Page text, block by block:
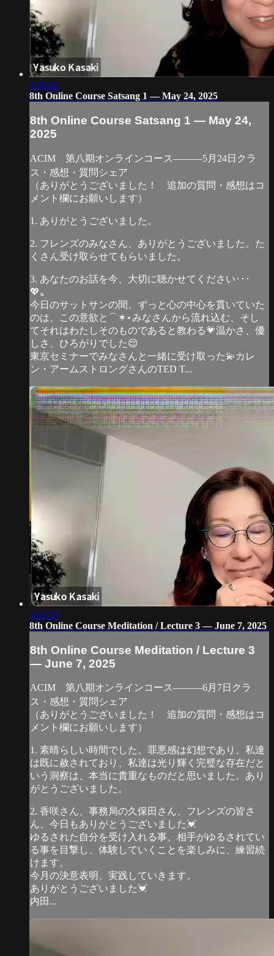
1:10:21
8th Online Course Satsang 1 — May 24, 2025
8th Online Course Satsang 1 — May 24,
2025
ACIM 第八期オンラインコース―――5月24日クラ
ス・感想・質問シェア
（ありがとうございました！ 追加の質問・感想はコ
メント欄にお願いします）
1. ありがとうございました。
2. フレンズのみなさん、ありがとうございました。た
くさん受け取らせてもらいました。
3. あなたのお話を今、大切に聴かせてください･･･
💖〟
今日のサットサンの間、ずっと心の中心を貫いていた
のは、この意欲と⌒✶⋆みなさんから流れ込む、そし
てそれはわたしそのものであると教わる💗温かさ、優
しさ、ひろがりでした😌
東京セミナーでみなさんと一緒に受け取った💫カレ
ン・アームストロングさんのTED T...
1:02:35
8th Online Course Meditation / Lecture 3 — June 7, 2025
8th Online Course Meditation / Lecture 3
— June 7, 2025
ACIM 第八期オンラインコース―――6月7日クラ
ス・感想・質問シェア
（ありがとうございました！ 追加の質問・感想はコ
メント欄にお願いします）
1. 素晴らしい時間でした。罪悪感は幻想であり、私達
は既に赦されており、私達は光り輝く完璧な存在だと
いう洞察は、本当に貴重なものだと思いました。あり
がとうございました。
2. 香咲さん、事務局の久保田さん、フレンズの皆さ
ん、今日もありがとうございました💓
ゆるされた自分を受け入れる事、相手がゆるされてい
る事を目撃し、体験していくことを楽しみに、練習続
けます。
今月の決意表明、実践していきます。
ありがとうございました💓
内田...